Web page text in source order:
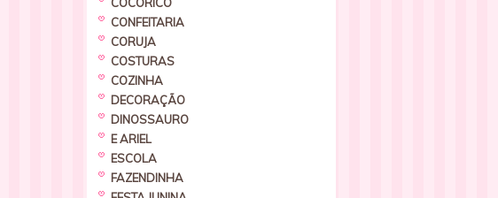
CONFEITARIA
CORUJA
COSTURAS
COZINHA
DECORAÇÃO
DINOSSAURO
E ARIEL
ESCOLA
FAZENDINHA